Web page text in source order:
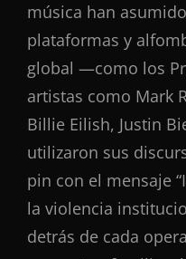
música han
plataformas y
global —como los
artistas como Mark
Billie Eilish, Justin
utilizaron sus
pin con el mensaje
la violencia
detrás de cada